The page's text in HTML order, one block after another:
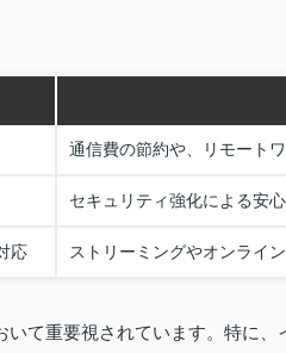
通信費の節約や、リモート
セキュリティ強化による安
応 ストリーミングやオンライ
て重要視されています。特に